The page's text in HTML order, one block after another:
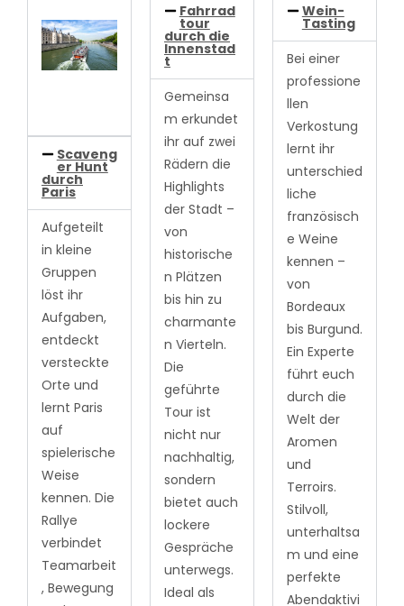
Scaveng
er Hunt
durch
Paris
Aufgeteilt
in kleine
Gruppen
löst ihr
Aufgaben,
entdeckt
versteckte
Orte und
lernt Paris
auf
spielerische
Weise
kennen. Die
Rallye
verbindet
Teamarbeit
, Bewegung
Fahrrad
tour
durch die
Innenstad
t
Gemeinsa
m erkundet
ihr auf zwei
Rädern die
Highlights
der Stadt –
von
historische
n Plätzen
bis hin zu
charmante
n Vierteln.
Die
geführte
Tour ist
nicht nur
nachhaltig,
sondern
bietet auch
lockere
Gespräche
unterwegs.
Ideal als
Wein-
Tasting
Bei einer
professione
llen
Verkostung
lernt ihr
unterschied
liche
französisch
e Weine
kennen –
von
Bordeaux
bis Burgund.
Ein Experte
führt euch
durch die
Welt der
Aromen
und
Terroirs.
Stilvoll,
unterhaltsa
m und eine
perfekte
Abendaktivi